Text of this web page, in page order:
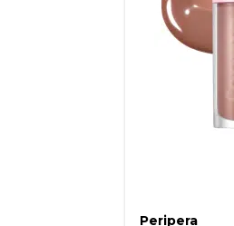
Peripera